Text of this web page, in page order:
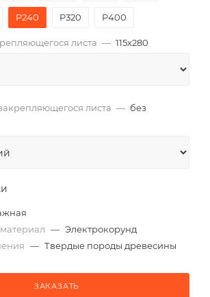
P240 P320 P400
листа — 115х280
листа — без
— Электрокорунд
— Твердые породы древесины
ЗАКАЗАТЬ